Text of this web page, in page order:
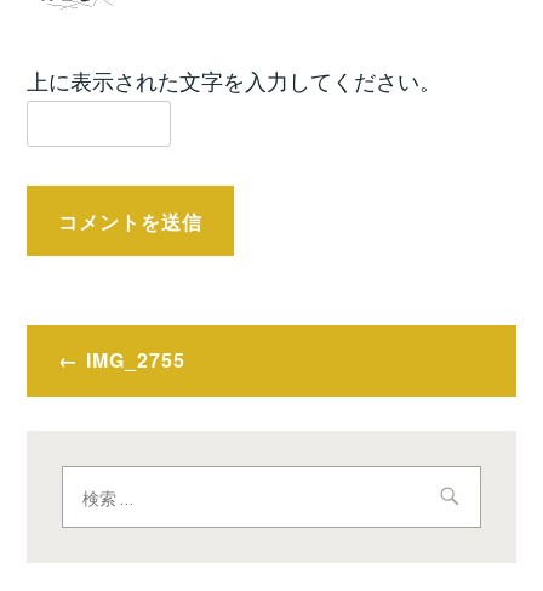
上に表示された文字を入力してください。
投
稿
ビ
ゲ
IMG_2755
索: